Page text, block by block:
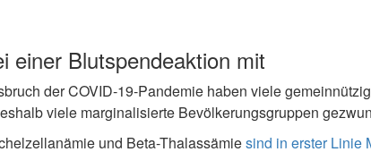
einer Blutspendeaktion mit
der COVID‑19-Pandemie haben viele
viele marginalisierte Bevölkerungsgruppen
und Beta-Thalassämiesind in erster Linie